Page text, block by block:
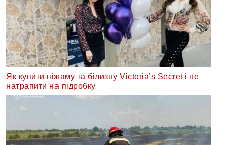
Як купити піжаму та білизну Victoria’s Secret і не
натрапити на підробку